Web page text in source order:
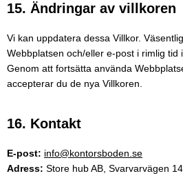
15. Ändringar av villkoren
Vi kan uppdatera dessa Villkor.
Webbplatsen och/eller e-post i rimlig tid
Genom att fortsätta använda
accepterar du de nya Villkoren.
16. Kontakt
E-post: info@kontorsboden.se
Adress: Store hub AB, Svarvarvägen